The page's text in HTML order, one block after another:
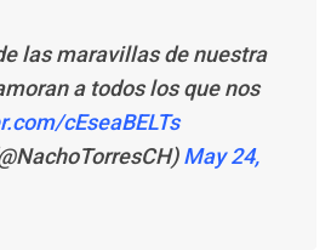
las maravillas de nuestra
a todos los que nos
cEseaBELTs
May 24,